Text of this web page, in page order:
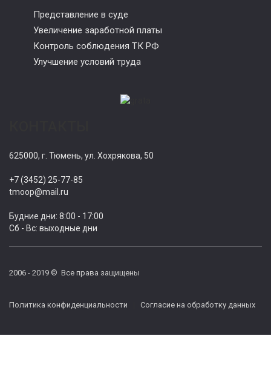
Представление в суде
Увеличение заработной платы
Контроль соблюдения ТК РФ
Улучшение условий труда
625000, г. Тюмень, ул. Хохрякова, 50
+7 (3452) 25-77-85
tmoop@mail.ru
Будние дни: 8:00 - 17:00
Сб - Вс: выходные дни
2006 - 2019 © Все права защищены
Политика конфиденциальности Согласие на обработку данных